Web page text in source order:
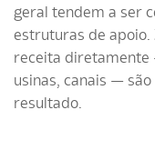
geral tendem a ser
estruturas de apoio.
receita diretamente
usinas, canais —
resultado.